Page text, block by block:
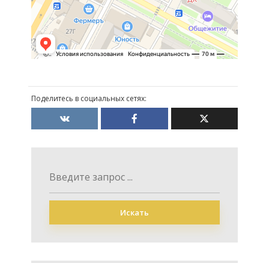
Поделитесь в социальных сетях:
Искать